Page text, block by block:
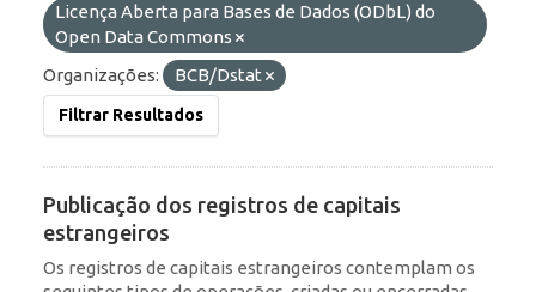
Licença Aberta para Bases de Dados (ODbL) do
Open Data Commons
Organizações:
BCB/Dstat
Filtrar Resultados
Publicação dos registros de capitais
estrangeiros
Os registros de capitais estrangeiros contemplam os